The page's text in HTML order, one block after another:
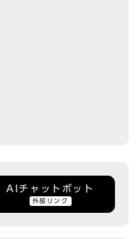
AIチャットボット
外部リンク